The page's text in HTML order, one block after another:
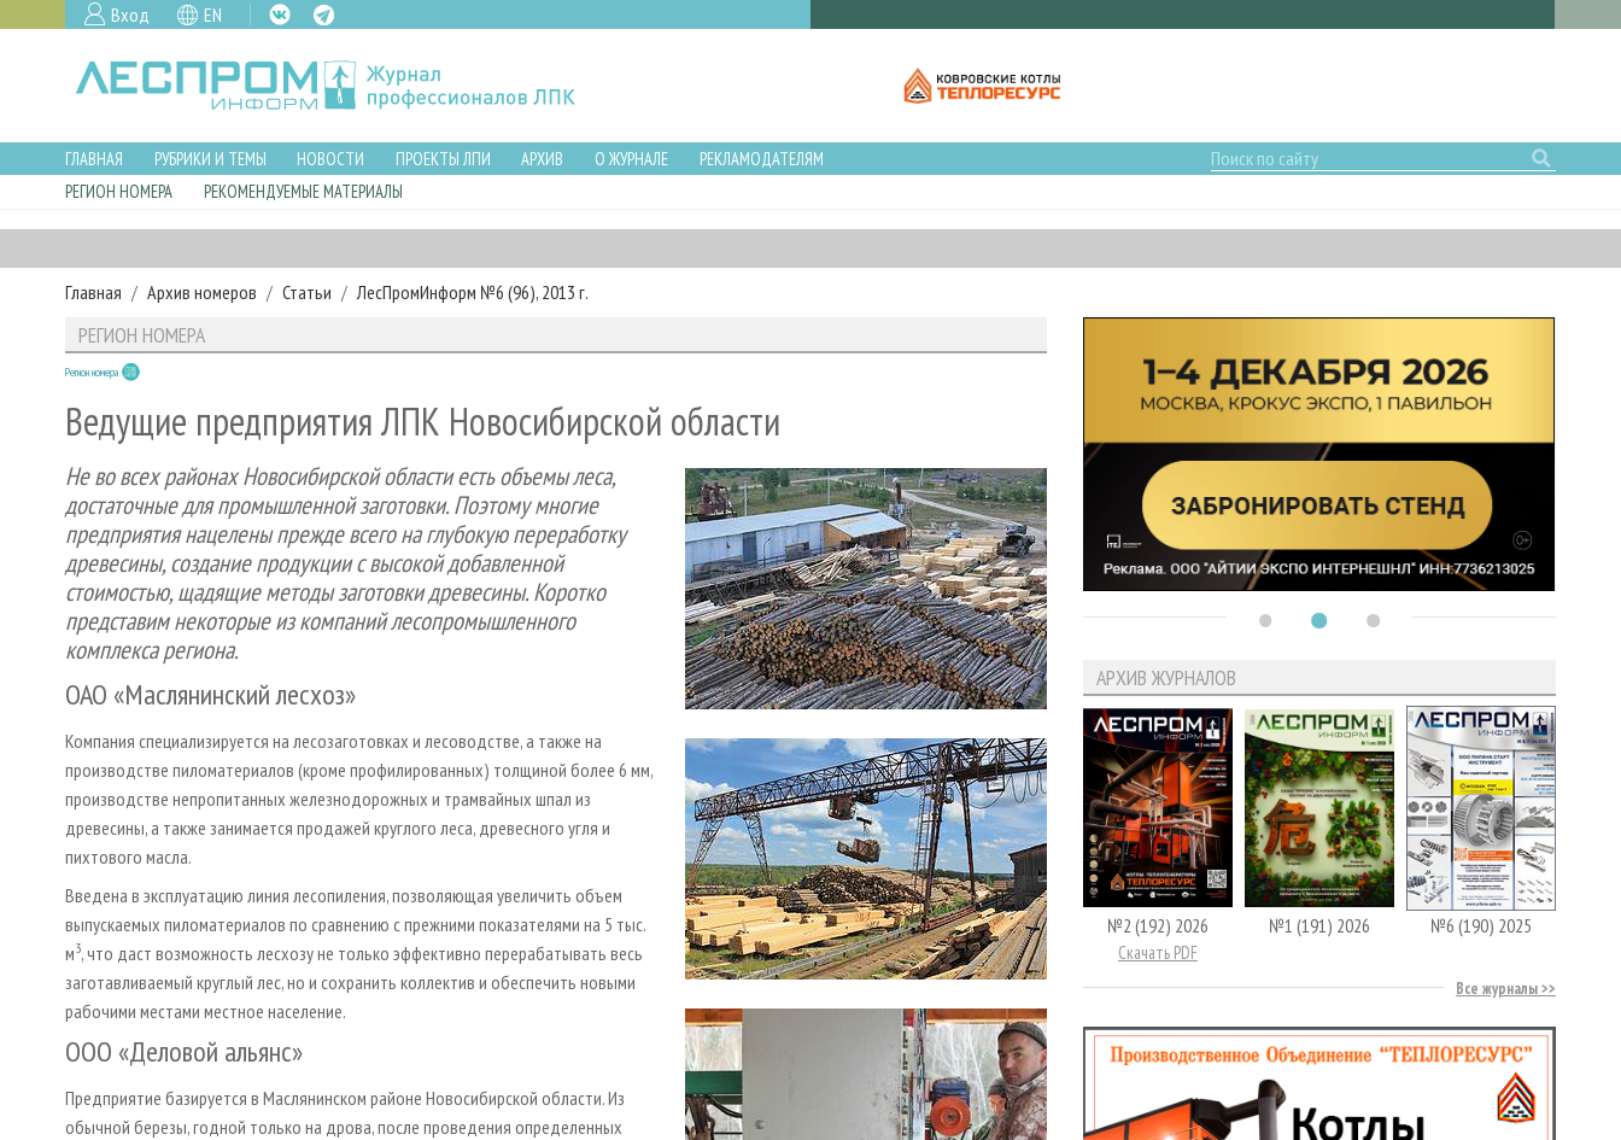
Вход EN
ГЛАВНАЯ РУБРИКИ И ТЕМЫ НОВОСТИ ПРОЕКТЫ ЛПИ АРХИВ О ЖУРНАЛЕ
РЕКЛАМОДАТЕЛЯМ
РЕГИОН НОМЕРА
РЕКОМЕНДУЕМЫЕ МАТЕРИАЛЫ
Главная Архив номеров Статьи ЛесПромИнформ №6 (96), 2013 г.
РЕГИОН НОМЕРА
Регион номера
Ведущие предприятия ЛПК Новосибирской области
Не во всех районах Новосибирской области есть объемы леса,
достаточные для промышленной заготовки. Поэтому многие
предприятия нацелены прежде всего на глубокую переработку
древесины, создание продукции с высокой добавленной
стоимостью, щадящие методы заготовки древесины. Коротко
представим некоторые из компаний лесопромышленного
комплекса региона.
ОАО «Маслянинский лесхоз»
Компания специализируется на лесозаготовках и лесоводстве, а также на
производстве пиломатериалов (кроме профилированных) толщиной более 6 мм,
производстве непропитанных железнодорожных и трамвайных шпал из
древесины, а также занимается продажей круглого леса, древесного угля и
пихтового масла.
Введена в эксплуатацию линия лесопиления, позволяющая увеличить объем
выпускаемых пиломатериалов по сравнению с прежними показателями на 5 тыс.
м3, что даст возможность лесхозу не только эффективно перерабатывать весь
заготавливаемый круглый лес, но и сохранить коллектив и обеспечить новыми
рабочими местами местное население.
ООО «Деловой альянс»
Предприятие базируется в Маслянинском районе Новосибирской области. Из
обычной березы, годной только на дрова, после проведения определенных
АРХИВ ЖУРНАЛОВ
№2 (192) 2026
Скачать PDF
№1 (191) 2026 №6 (190) 2025
Все журналы